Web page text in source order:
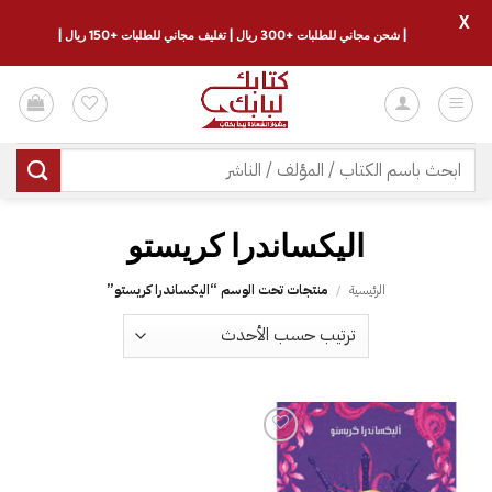
للمحتوى
البحث
عن:
الرئيسية / منتجات تحت الوسم “‎اليكساندرا كريستو‎”
إضافة
إلى
قائمة
| شحن مجاني للطلبات +300 ريال | تغليف مجاني للطلبات +150 ريال |
X